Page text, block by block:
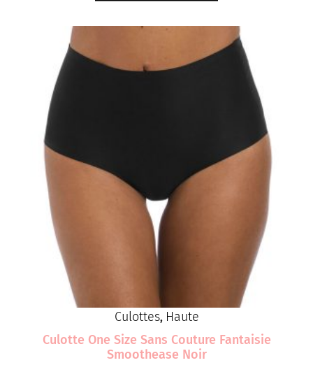
Culottes, Haute
Culotte One Size Sans Couture Fantaisie
Smoothease Noir